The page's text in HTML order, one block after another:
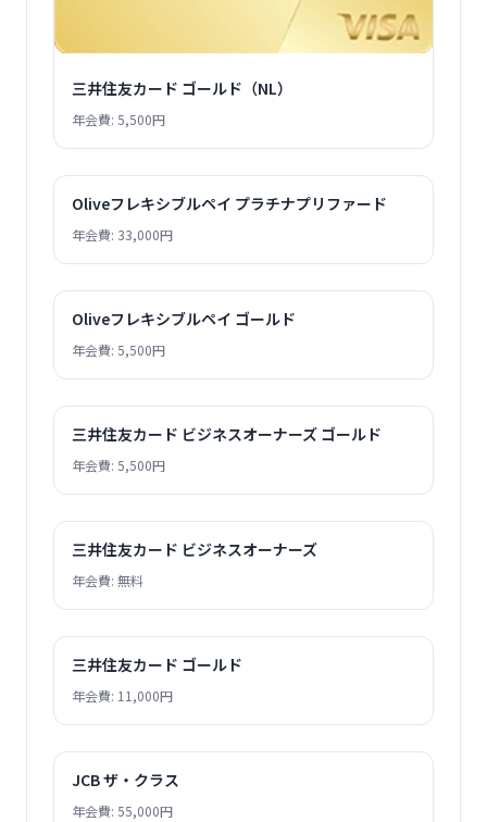
三井住友カード ゴールド（NL）
年会費: 5,500円
Oliveフレキシブルペイ プラチナプリファード
年会費: 33,000円
Oliveフレキシブルペイ ゴールド
年会費: 5,500円
三井住友カード ビジネスオーナーズ ゴールド
年会費: 5,500円
三井住友カード ビジネスオーナーズ
年会費: 無料
三井住友カード ゴールド
年会費: 11,000円
JCB ザ・クラス
年会費: 55,000円